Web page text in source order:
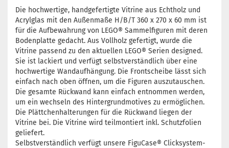
Die hochwertige, handgefertigte Vitrine aus Echtholz und
Acrylglas mit den Außenmaße H/B/T 360 x 270 x 60 mm ist
für die Aufbewahrung von LEGO® Sammelfiguren mit deren
Bodenplatte gedacht. Aus Vollholz gefertigt, wurde die
Vitrine passend zu den aktuellen LEGO® Serien designed.
Sie ist lackiert und verfügt selbstverständlich über eine
hochwertige Wandaufhängung. Die Frontscheibe lässt sich
einfach nach oben öffnen, um die Figuren auszutauschen.
Die gesamte Rückwand kann einfach entnommen werden,
um ein wechseln des Hintergrundmotives zu ermöglichen.
Die Plättchenhalterungen für die Rückwand liegen der
Vitrine bei. Die Vitrine wird teilmontiert inkl. Schutzfolien
geliefert.
Selbstverständlich verfügt unsere FiguCase® Clicksystem-